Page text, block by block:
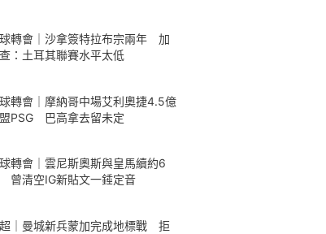
轉會｜沙拿簽特拉布宗兩年 加
：土耳其聯賽水平太低
轉會｜摩納哥中場艾利奧捷4.5億
PSG 巴高拿去留未定
轉會｜雲尼斯奧斯與皇馬續約6
曾清空IG新貼文一錘定音
｜曼城新兵蒙加完成地標戰 拒